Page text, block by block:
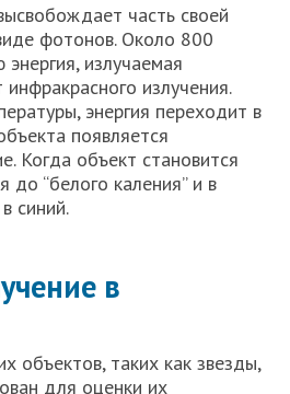
часть своей
фотонов. Около 800
излучаемая
излучения.
энергия переходит в
появляется
Когда объект становится
до “белого каления” и в
синий.
в
объектов, таких как звезды,
для оценки их